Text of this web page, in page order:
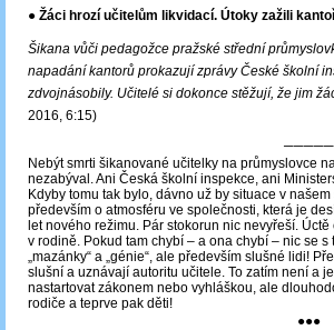
● Žáci hrozí učitelům likvidací. Útoky zažili
Šikana vůči pedagožce pražské střední
napadání kantorů prokazují zprávy České školní
zdvojnásobily. Učitelé si dokonce stěžují, že jim
2016, 6:15)
─────
Nebýt smrti šikanované učitelky na průmyslovce
nezabýval. Ani Česká školní inspekce, ani
Kdyby tomu tak bylo, dávno už by situace v
především o atmosféru ve společnosti, která je
let nového režimu. Pár stokorun nic nevyřeší.
v rodině. Pokud tam chybí – a ona chybí – nic se
„mazánky“ a „génie“, ale především slušné lidi!
slušní a uznávají autoritu učitele. To zatím není a
nastartovat zákonem nebo vyhláškou, ale
rodiče a teprve pak děti!
●●●